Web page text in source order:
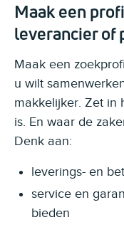
Maak een
leverancier of
Maak een
u wilt
makkelijker. Zet in
is. En waar de
Denk aan:
leverings- en
service en
bieden